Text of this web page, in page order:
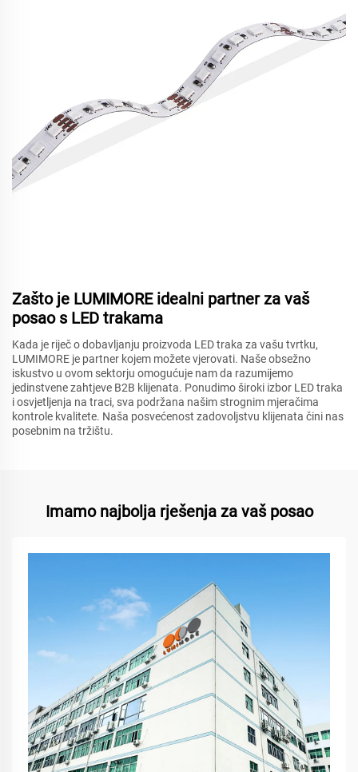
Zašto je LUMIMORE idealni partner za vaš
posao s LED trakama
Kada je riječ o dobavljanju proizvoda LED traka za vašu tvrtku,
LUMIMORE je partner kojem možete vjerovati. Naše obsežno
iskustvo u ovom sektorju omogućuje nam da razumijemo
jedinstvene zahtjeve B2B klijenata. Ponudimo široki izbor LED traka
i osvjetljenja na traci, sva podržana našim strognim mjeračima
kontrole kvalitete. Naša posvećenost zadovoljstvu klijenata čini nas
posebnim na tržištu.
Imamo najbolja rješenja za vaš posao